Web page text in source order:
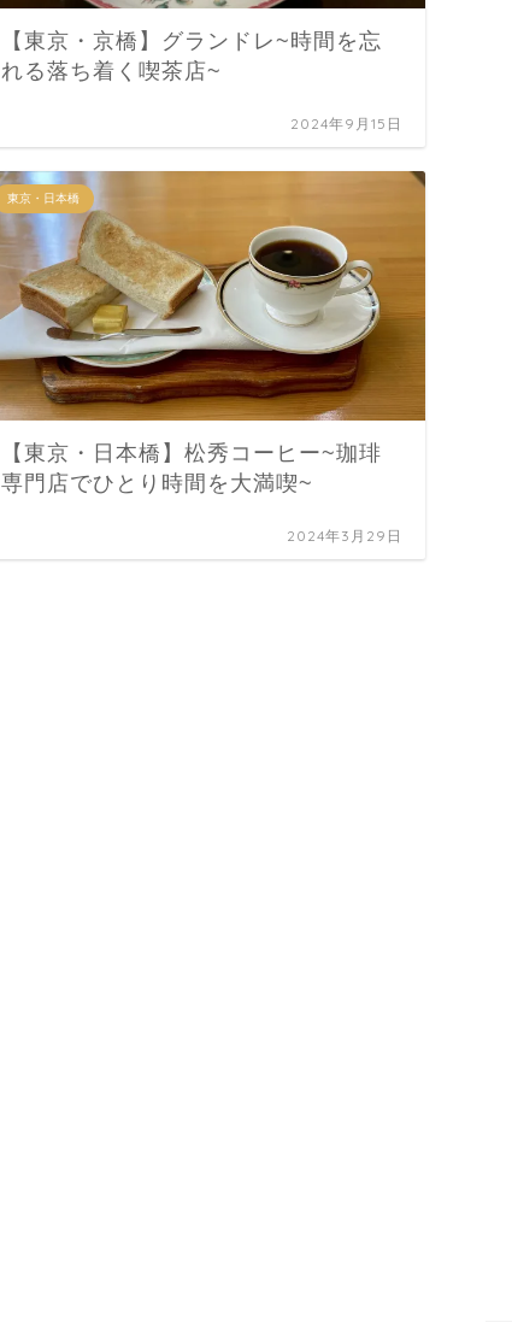
【東京・京橋】グランドレ~時間を忘
れる落ち着く喫茶店~
2024年9月15日
東京・日本橋
【東京・日本橋】松秀コーヒー~珈琲
専門店でひとり時間を大満喫~
2024年3月29日